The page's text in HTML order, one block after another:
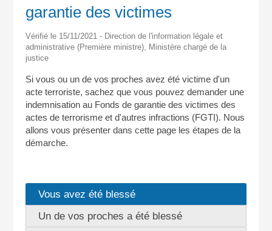
garantie des victimes
Vérifié le 15/11/2021 - Direction de l'information légale et
administrative (Première ministre), Ministère chargé de la
justice
Si vous ou un de vos proches avez été victime d'un
acte terroriste, sachez que vous pouvez demander une
indemnisation au Fonds de garantie des victimes des
actes de terrorisme et d'autres infractions (FGTI). Nous
allons vous présenter dans cette page les étapes de la
démarche.
Vous avez été blessé
Un de vos proches a été blessé